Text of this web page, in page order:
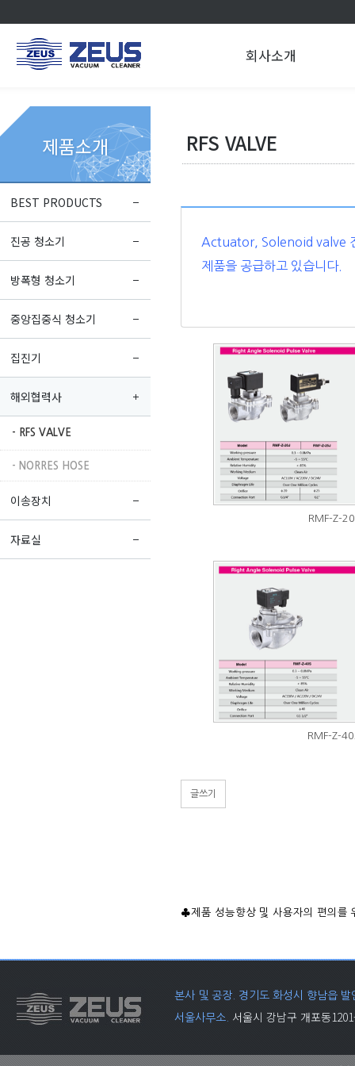
BEST PRODUCTS
진공 청소기
방폭형 청소기
중앙집중식 청소기
집진기
해외협력사
- RFS VALVE
- NORRES HOSE
이송장치
자료실
제품소개 RFS VALVE
회사소개
Actuator, Solenoid valve
제품을 공급하고 있습니다.
RMF-Z-
RMF-Z-
글쓰기
♣제품 성능향상 및 사용자의 편의를
본사 및 공장. 경기도 화성시 향남읍
서울사무소. 서울시 강남구 개포동